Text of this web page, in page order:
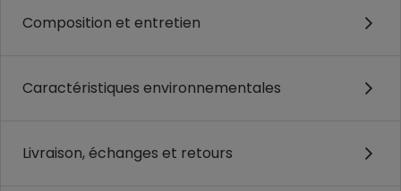
Composition et entretien
Caractéristiques environnementales
Livraison, échanges et retours